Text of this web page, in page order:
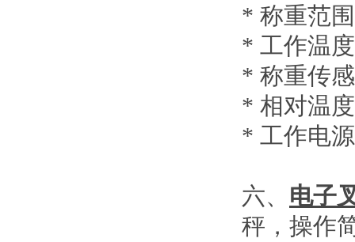
* 称重范
* 工作温
* 称重传
* 相对温
* 工作电
六、 电子
秤，操作